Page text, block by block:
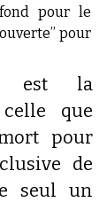
pour le
pour
est la
celle que
pour
de
seul un